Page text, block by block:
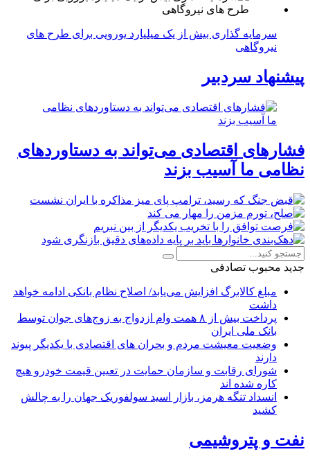
سرمایه گذاری بیش از یک میلیارد یورویی برای طرح های
نیروگاهی
پیشنهاد سردبیر
فشارهای اقتصادی می‌تواند به دستاوردهای
نظامی ما آسیب بزند
جدید محبوب تصادفی
مبلغ کالابرگ افزایش می‌یابد/ اصلاح نظام بانکی ادامه خواهد
داشت
پرداخت بیش از ۸ همت وام ازدواج به زوج‌های جوان توسط
بانک ملی ایران
وضعیت معیشت مردم و بحران های اقتصادی با یکدیگر پیوند
دارند
شورای رقابت و سازمان حمایت در تعیین قیمت خودرو هیچ
کاره شده اند
انسداد تنگه هرمز، بازار اسید سولفوریک جهان را به چالش
کشید
نفت و پتروشیمی